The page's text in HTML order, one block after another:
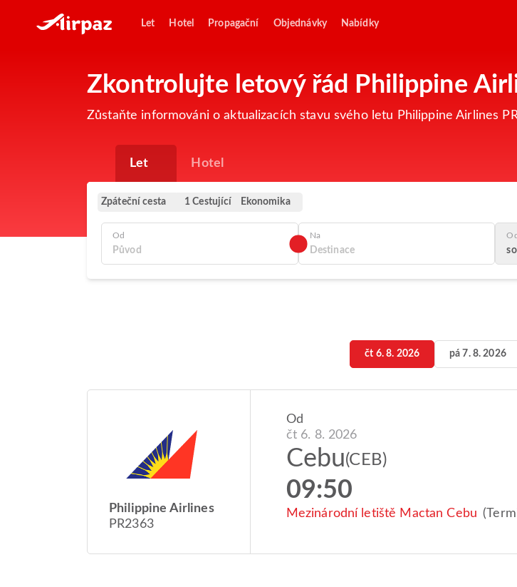
Let Hotel Propagační Objednávky Nabídky
Zkontrolujte letový řád Philippine
Zůstaňte informováni o aktualizacích stavu svého letu Philippine Airlines
Let Hotel
Zpáteční cesta 1 Cestující Ekonomika
Od Na
čt 6. 8. 2026 pá 7. 8. 2026
Philippine Airlines
PR2363
Od
čt 6. 8. 2026
Cebu(CEB)
09:50
Mezinárodní letiště Mactan Cebu